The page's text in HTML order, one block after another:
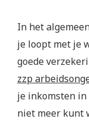
In het
je loopt met je
goede
zzp
je inkomsten in
niet meer kunt